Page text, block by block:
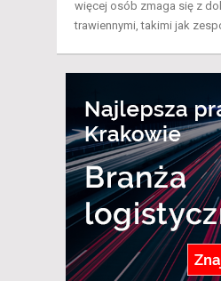
więcej osób zmaga się z
trawiennymi, takimi jak